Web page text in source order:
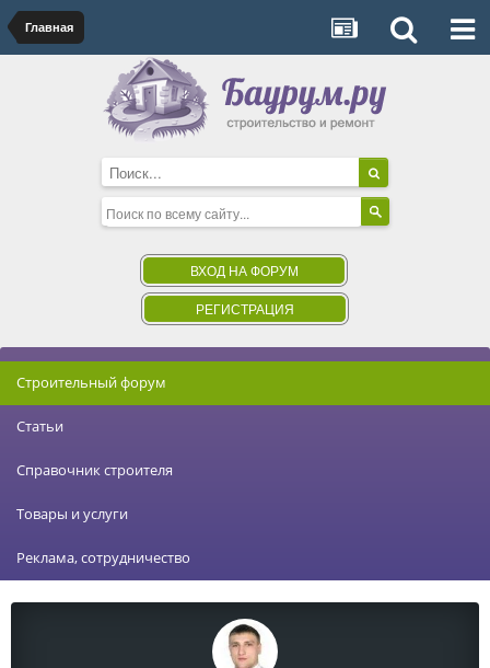
Главная
ВХОД НА ФОРУМ
РЕГИСТРАЦИЯ
Строительный форум
Статьи
Справочник строителя
Товары и услуги
Реклама, сотрудничество